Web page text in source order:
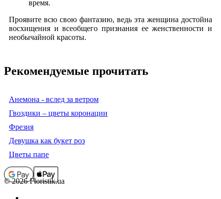
время.
Проявите всю свою фантазию, ведь эта женщина достойна
восхищения и всеобщего признания ее женственности и
необычайной красоты.
Рекомендуемые прочитать
Анемона - вслед за ветром
Гвоздики – цветы коронации
Фрезия
Девушка как букет роз
Цветы папе
© 2026 Floristik.ua